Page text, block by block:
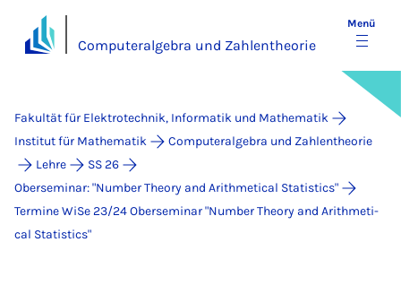
Computeralgebra und Zahlentheorie
Menü
Fakultät für Elektrotechnik, Informatik und Mathematik
Institut für Mathematik
Computeralgebra und Zahlentheorie
Lehre
SS 26
Oberseminar: "Number Theory and Arithmetical Statistics"
Termine WiSe 23/24 Ober­se­mi­nar "Num­ber Theo­ry and Arith­me­ti­
cal Sta­ti­stics"